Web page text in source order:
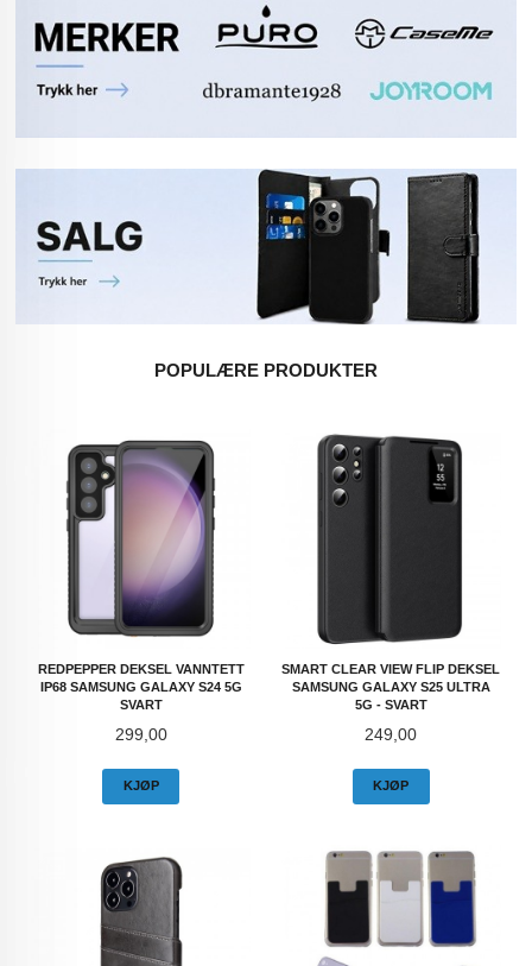
POPULÆRE PRODUKTER
REDPEPPER DEKSEL VANNTETT
IP68 SAMSUNG GALAXY S24 5G
SVART
Pris
299,00
KJØP
SMART CLEAR VIEW FLIP DEKSEL
SAMSUNG GALAXY S25 ULTRA
5G - SVART
Pris
249,00
KJØP